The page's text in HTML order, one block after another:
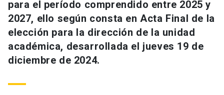
para el período comprendido entre 2025 y
2027, ello según consta en Acta Final de la
elección para la dirección de la unidad
académica, desarrollada el jueves 19 de
diciembre de 2024.